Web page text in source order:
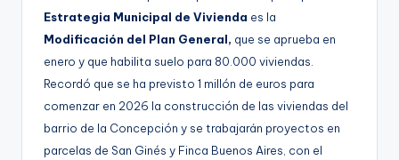
Estrategia Municipal de Vivienda es la
Modificación del Plan General, que se aprueba en
enero y que habilita suelo para 80.000 viviendas.
Recordó que se ha previsto 1 millón de euros para
comenzar en 2026 la construcción de las viviendas del
barrio de la Concepción y se trabajarán proyectos en
parcelas de San Ginés y Finca Buenos Aires, con el